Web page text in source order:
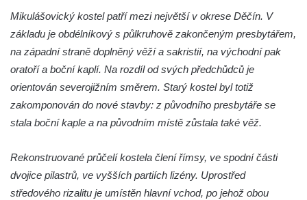
Márnice na hřbitově v Krásné u Pěnčína
Výklenková kaple naproti domu čp. 34 v
Krásné u Pěnčína
Kostel svatého Josefa v Krásné u Pěnčína
Kostel Panny Marie Pomocné s Ivanitskou
poustevnou v Teplicích nad Metují
Teplicích nad Metují
Kostel svatého Vavřince v Teplicích nad
Metují
Mikulášovický kostel patří mezi největší v okrese Děčín. V
základu je obdélníkový s půlkruhově zakončeným presbytářem,
na západní straně doplněný věží a sakristií, na východní pak
oratoří a boční kaplí. Na rozdíl od svých předchůdců je
orientován severojižním směrem. Starý kostel byl totiž
zakomponován do nové stavby: z původního presbytáře se
stala boční kaple a na původním místě zůstala také věž.
Rekonstruované průčelí kostela člení římsy, ve spodní části
dvojice pilastrů, ve vyšších partiích lizény. Uprostřed
středového rizalitu je umístěn hlavní vchod, po jehož obou